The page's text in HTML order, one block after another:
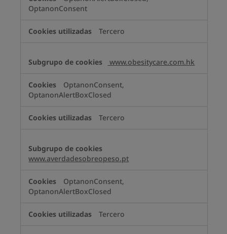
OptanonConsent
Tercero
www.obesitycare.com.hk
OptanonConsent,
OptanonAlertBoxClosed
Tercero
www.averdadesobreopeso.pt
OptanonConsent,
OptanonAlertBoxClosed
Tercero